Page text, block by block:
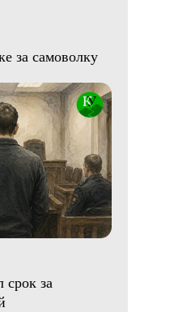
за самоволку
за